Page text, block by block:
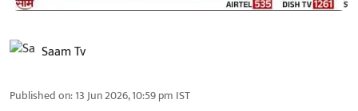
Saam Tv
Published on:13 Jun 2026, 10:59 pm IST